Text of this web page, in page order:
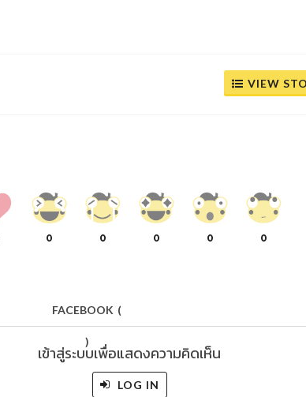
VIEW
0 0 0 0 0
FACEBOOK (
)
เข้าสู่ระบบเพื่อแสดงความคิดเห็น
LOG IN